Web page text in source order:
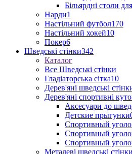
Більярдні столи
Нарди1
Настільний футбол170
Настільний хокей10
Покер6
Шведські стінки342
Каталог
Все Шведські стінки
Гладіаторська сітка10
Дерев'яні шведські
Дерев'яні спортивні
Аксесуари до
Детские прыгунки
Спортивный
Спортивный
Спортивный
Металеві шведські стінки